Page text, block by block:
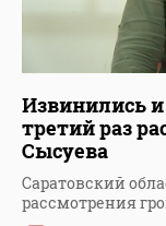
Извинились
третий раз
Сысуева
Саратовский
рассмотрения